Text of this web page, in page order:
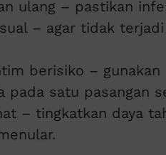
ulang – pastikan
– agar tidak
berisiko –
pada satu pasangan
– tingkatkan daya